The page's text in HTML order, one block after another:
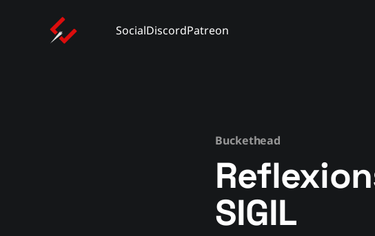
SocialDiscordPatreon
Buckethead
SIGIL